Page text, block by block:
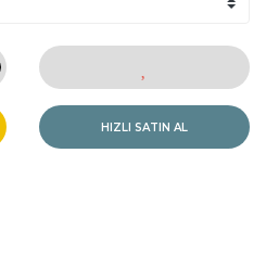
HIZLI SATIN AL